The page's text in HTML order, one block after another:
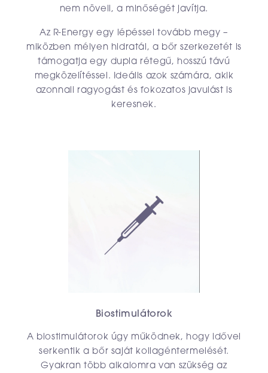
nem növeli, a minőségét javítja.
Az R-Energy egy lépéssel tovább megy –
miközben mélyen hidratál, a bőr szerkezetét is
támogatja egy dupla rétegű, hosszú távú
megközelítéssel. Ideális azok számára, akik
azonnali ragyogást és fokozatos javulást is
keresnek.
Biostimulátorok
A biostimulátorok úgy működnek, hogy idővel
serkentik a bőr saját kollagéntermelését.
Gyakran több alkalomra van szükség az